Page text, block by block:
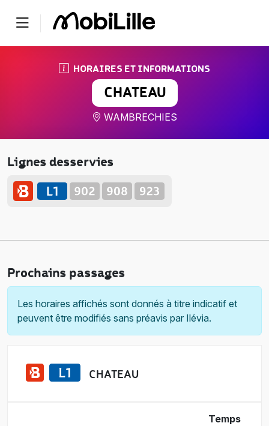
HORAIRES ET INFORMATIONS
CHATEAU
WAMBRECHIES
Lignes desservies
Prochains passages
Les horaires affichés sont donnés à titre indicatif et
peuvent être modifiés sans préavis par Ilévia.
CHATEAU
Temps